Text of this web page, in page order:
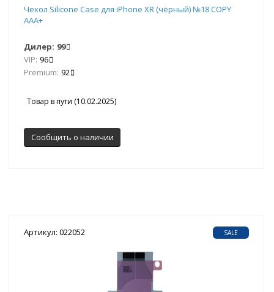
Чехол Silicone Case для iPhone XR (чёрный) №18 COPY
AAA+
Дилер: 99
VIP: 96
Premium: 92
Товар в пути (10.02.2025)
Сообщить о наличии
Артикул: 022052 SALE